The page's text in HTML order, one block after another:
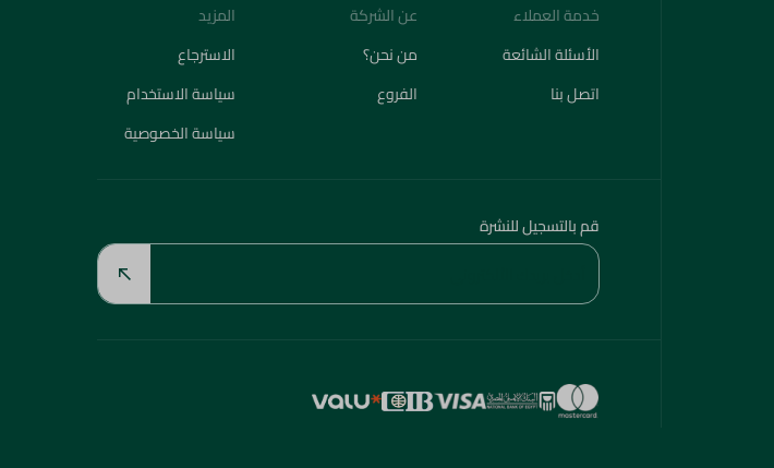
خدمة العملاء
الأسئلة الشائعة
اتصل بنا
عن الشركة
من نحن؟
الفروع
المزيد
الاسترجاع
سياسة الاستخدام
سياسة الخصوصية
قم بالتسجيل للنشرة